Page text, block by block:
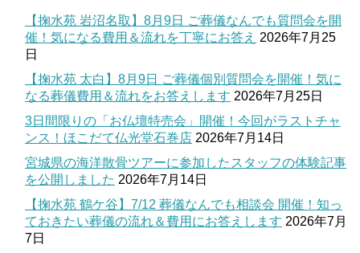
【掬水苑 岩沼名取】8月9日 ご葬儀なんでも質問会を開
催！気になる費用＆流れを丁寧にお答え 2026年7月25
日
【掬水苑 太白】8月9日 ご葬儀個別質問会を開催！気に
なる葬儀費用＆流れをお答えします 2026年7月25日
3日間限りの「お仏壇特売会」開催！今回がラストチャ
ンス！ほこだて仏光堂石巻店 2026年7月14日
宮城県の海洋散骨ツアーに参加したスタッフの体験記事
を公開しました 2026年7月14日
【掬水苑 鶴ケ谷】7/12 葬儀なんでも相談会 開催！知っ
ておきたい葬儀の流れ＆費用にお答えします 2026年7月
7日